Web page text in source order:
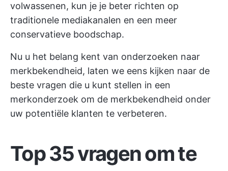
volwassenen, kun je je beter richten op
traditionele mediakanalen en een meer
conservatieve boodschap.
Nu u het belang kent van onderzoeken naar
merkbekendheid, laten we eens kijken naar de
beste vragen die u kunt stellen in een
merkonderzoek om de merkbekendheid onder
uw potentiële klanten te verbeteren.
Top 35 vragen om te